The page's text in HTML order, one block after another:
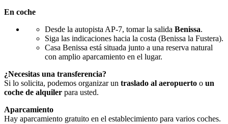
En coche
Desde la autopista AP-7, tomar la salida Benissa.
Siga las indicaciones hacia la costa (Benissa la Fustera).
Casa Benissa está situada junto a una reserva natural
con amplio aparcamiento en el lugar.
¿Necesitas una transferencia?
Si lo solicita, podemos organizar un traslado al aeropuerto o un
coche de alquiler para usted.
Aparcamiento
Hay aparcamiento gratuito en el establecimiento para varios coches.